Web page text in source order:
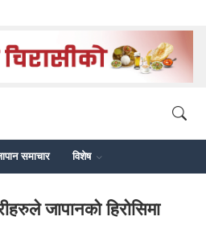
समाचार विशेष
जापानको हिरोसिमा